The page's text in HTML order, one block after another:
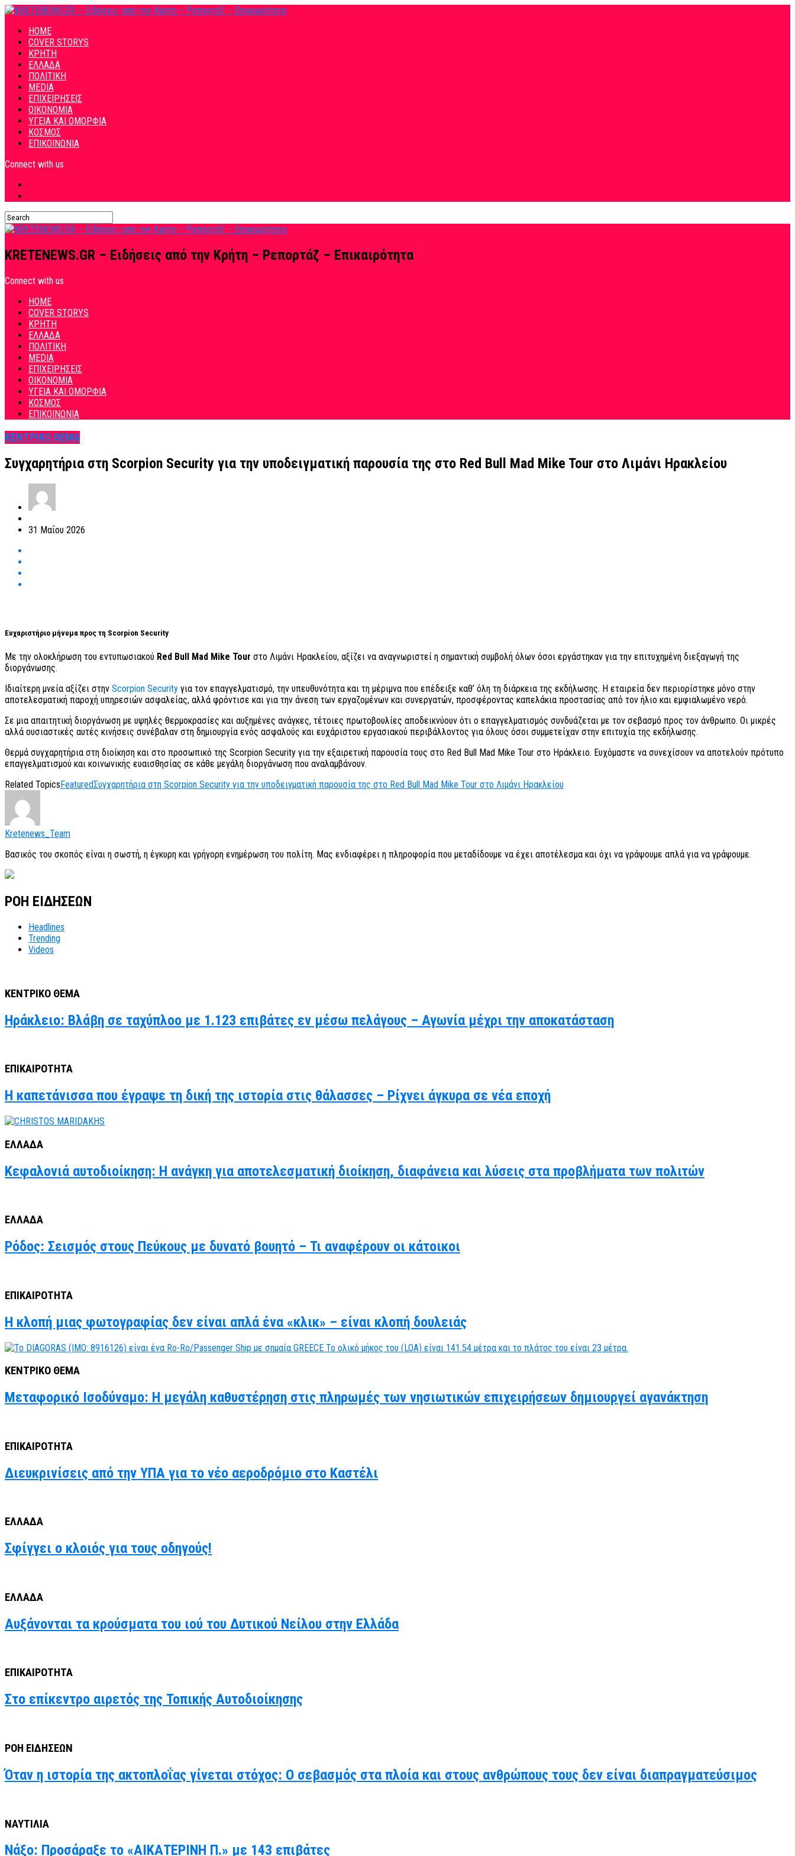
HOME
COVER STORYS
ΚΡΗΤΗ
ΕΛΛΑΔΑ
ΠΟΛΙΤΙΚΗ
MEDIA
ΕΠΙΧΕΙΡΗΣΕΙΣ
ΟΙΚΟΝΟΜΙΑ
ΥΓΕΙΑ ΚΑΙ ΟΜΟΡΦΙΑ
ΚΟΣΜΟΣ
ΕΠΙΚΟΙΝΩΝΙΑ
Connect with us
KRETENEWS.GR – Ειδήσεις από την Κρήτη – Ρεπορτάζ – Επικαιρότητα
Connect with us
HOME
COVER STORYS
ΚΡΗΤΗ
ΕΛΛΑΔΑ
ΠΟΛΙΤΙΚΗ
MEDIA
ΕΠΙΧΕΙΡΗΣΕΙΣ
ΟΙΚΟΝΟΜΙΑ
ΥΓΕΙΑ ΚΑΙ ΟΜΟΡΦΙΑ
ΚΟΣΜΟΣ
ΕΠΙΚΟΙΝΩΝΙΑ
ΚΕΝΤΡΙΚΟ ΘΕΜΑ
Συγχαρητήρια στη Scorpion Security για την υποδειγματική παρουσία της στο Red Bull Mad Mike Tour στο Λιμάνι Ηρακλείου
31 Μαΐου 2026
Ευχαριστήριο μήνυμα προς τη Scorpion Security
Με την ολοκλήρωση του εντυπωσιακού Red Bull Mad Mike Tour στο Λιμάνι Ηρακλείου, αξίζει να αναγνωριστεί η σημαντική συμβολή όλων όσοι εργάστηκαν για την επιτυχημένη διεξαγωγή της
διοργάνωσης.
Ιδιαίτερη μνεία αξίζει στην Scorpion Security για τον επαγγελματισμό, την υπευθυνότητα και τη μέριμνα που επέδειξε καθ’ όλη τη διάρκεια της εκδήλωσης. Η εταιρεία δεν περιορίστηκε μόνο στην
αποτελεσματική παροχή υπηρεσιών ασφαλείας, αλλά φρόντισε και για την άνεση των εργαζομένων και συνεργατών, προσφέροντας καπελάκια προστασίας από τον ήλιο και εμφιαλωμένο νερό.
Σε μια απαιτητική διοργάνωση με υψηλές θερμοκρασίες και αυξημένες ανάγκες, τέτοιες πρωτοβουλίες αποδεικνύουν ότι ο επαγγελματισμός συνδυάζεται με τον σεβασμό προς τον άνθρωπο. Οι μικρές
αλλά ουσιαστικές αυτές κινήσεις συνέβαλαν στη δημιουργία ενός ασφαλούς και ευχάριστου εργασιακού περιβάλλοντος για όλους όσοι συμμετείχαν στην επιτυχία της εκδήλωσης.
Θερμά συγχαρητήρια στη διοίκηση και στο προσωπικό της Scorpion Security για την εξαιρετική παρουσία τους στο Red Bull Mad Mike Tour στο Ηράκλειο. Ευχόμαστε να συνεχίσουν να αποτελούν πρότυπο
επαγγελματισμού και κοινωνικής ευαισθησίας σε κάθε μεγάλη διοργάνωση που αναλαμβάνουν.
Related Topics FeaturedΣυγχαρητήρια στη Scorpion Security για την υποδειγματική παρουσία της στο Red Bull Mad Mike Tour στο Λιμάνι Ηρακλείου
Kretenews_Team
Βασικός του σκοπός είναι η σωστή, η έγκυρη και γρήγορη ενημέρωση του πολίτη. Μας ενδιαφέρει η πληροφορία που μεταδίδουμε να έχει αποτέλεσμα και όχι να γράψουμε απλά για να γράψουμε.
ΡΟΗ ΕΙΔΗΣΕΩΝ
Headlines
Trending
Videos
ΚΕΝΤΡΙΚΟ ΘΕΜΑ
Ηράκλειο: Βλάβη σε ταχύπλοο με 1.123 επιβάτες εν μέσω πελάγους – Αγωνία μέχρι την αποκατάσταση
ΕΠΙΚΑΙΡΟΤΗΤΑ
Η καπετάνισσα που έγραψε τη δική της ιστορία στις θάλασσες – Ρίχνει άγκυρα σε νέα εποχή
ΕΛΛΑΔΑ
Κεφαλονιά αυτοδιοίκηση: Η ανάγκη για αποτελεσματική διοίκηση, διαφάνεια και λύσεις στα προβλήματα των πολιτών
ΕΛΛΑΔΑ
Ρόδος: Σεισμός στους Πεύκους με δυνατό βουητό – Τι αναφέρουν οι κάτοικοι
ΕΠΙΚΑΙΡΟΤΗΤΑ
Η κλοπή μιας φωτογραφίας δεν είναι απλά ένα «κλικ» – είναι κλοπή δουλειάς
ΚΕΝΤΡΙΚΟ ΘΕΜΑ
Μεταφορικό Ισοδύναμο: Η μεγάλη καθυστέρηση στις πληρωμές των νησιωτικών επιχειρήσεων δημιουργεί αγανάκτηση
ΕΠΙΚΑΙΡΟΤΗΤΑ
Διευκρινίσεις από την ΥΠΑ για το νέο αεροδρόμιο στο Καστέλι
ΕΛΛΑΔΑ
Σφίγγει ο κλοιός για τους οδηγούς!
ΕΛΛΑΔΑ
Αυξάνονται τα κρούσματα του ιού του Δυτικού Νείλου στην Ελλάδα
ΕΠΙΚΑΙΡΟΤΗΤΑ
Στο επίκεντρο αιρετός της Τοπικής Αυτοδιοίκησης
ΡΟΗ ΕΙΔΗΣΕΩΝ
Όταν η ιστορία της ακτοπλοΐας γίνεται στόχος: Ο σεβασμός στα πλοία και στους ανθρώπους τους δεν είναι διαπραγματεύσιμος
ΝΑΥΤΙΛΙΑ
Νάξο: Προσάραξε το «ΑΙΚΑΤΕΡΙΝΗ Π.» με 143 επιβάτες